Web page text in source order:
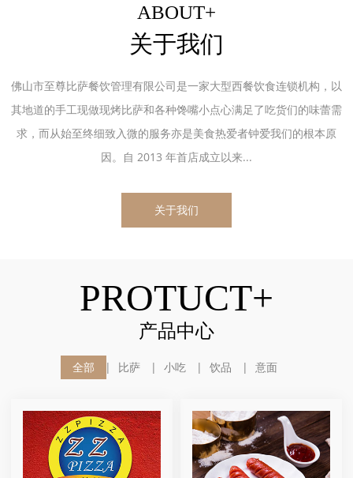
ABOUT+
关于我们
佛山市至尊比萨餐饮管理有限公司是一家大型西餐饮食连锁机构，以
其地道的手工现做现烤比萨和各种馋嘴小点心满足了吃货们的味蕾需
求，而从始至终细致入微的服务亦是美食热爱者钟爱我们的根本原
因。自 2013 年首店成立以来...
关于我们
PROTUCT+
产品中心
全部 比萨 小吃 饮品 意面